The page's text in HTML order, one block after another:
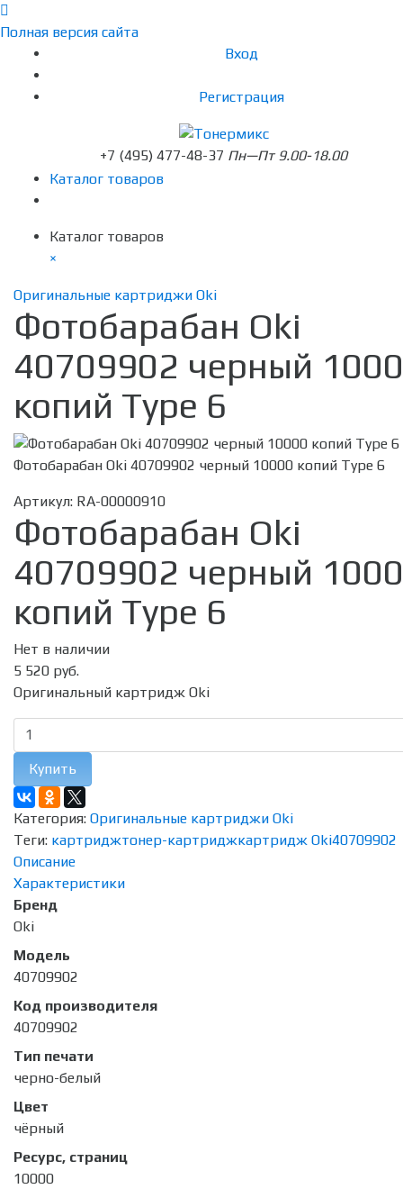
Полная версия сайта
Вход
Регистрация
+7 (495) 477-48-37 Пн—Пт 9.00-18.00
Каталог товаров
Каталог товаров
×
Оригинальные картриджи Oki
Фотобарабан Oki
40709902 черный
копий Type 6
Фотобарабан Oki 40709902 черный 10000 копий Type 6
Артикул: RA-00000910
Фотобарабан Oki
40709902 черный
копий Type 6
Нет в наличии
5 520 руб.
Оригинальный картридж Oki
Купить
Категория: Оригинальные картриджи Oki
Теги: картриджтонер-картриджкартридж Oki40709902
Описание
Характеристики
Бренд
Oki
Модель
40709902
Код производителя
40709902
Тип печати
черно-белый
Цвет
чёрный
Ресурс, страниц
10000